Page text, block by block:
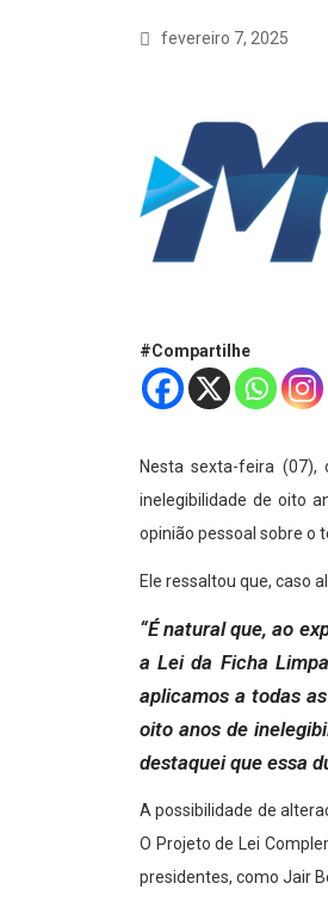
fevereiro 7, 2025
#Compartilhe
Nesta sexta-feira (07),
inelegibilidade de oito
opinião pessoal sobre o
Ele ressaltou que, caso
“É natural que, ao
a Lei da Ficha
aplicamos a todas
oito anos de
destaquei que essa
A possibilidade de
O Projeto de Lei
presidentes, como Jair